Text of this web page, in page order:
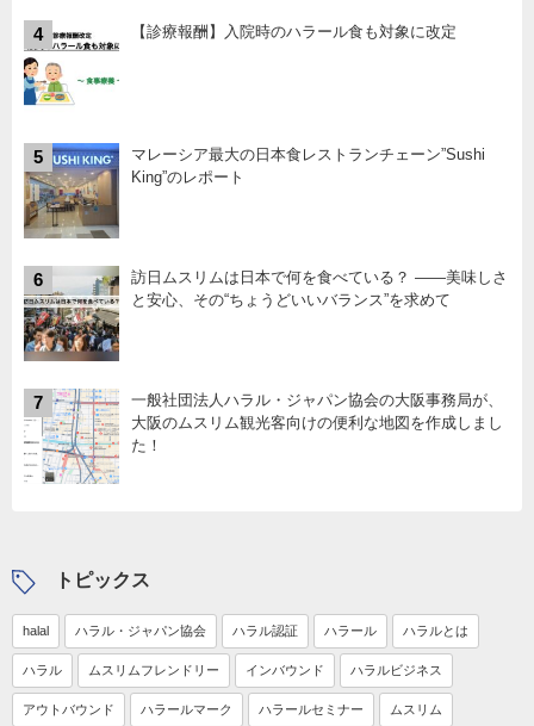
4 【診療報酬】入院時のハラール食も対象に改定
5
マレーシア最大の日本食レストランチェーン”Sushi
King”のレポート
6
訪日ムスリムは日本で何を食べている？ ――美味しさ
と安心、その“ちょうどいいバランス”を求めて
7
一般社団法人ハラル・ジャパン協会の大阪事務局が、
大阪のムスリム観光客向けの便利な地図を作成しまし
た！
トピックス
halal ハラル・ジャパン協会 ハラル認証 ハラール ハラルとは
ハラル ムスリムフレンドリー インバウンド ハラルビジネス
アウトバウンド ハラールマーク ハラールセミナー ムスリム